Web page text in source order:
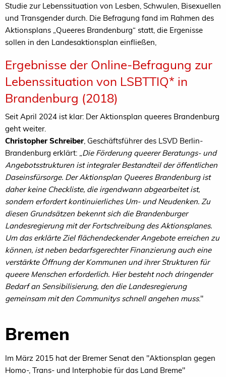
Studie zur Lebenssituation von Lesben, Schwulen, Bisexuellen
und Transgender durch. Die Befragung fand im Rahmen des
Aktionsplans „Queeres Brandenburg“ statt, die Ergenisse
sollen in den Landesaktionsplan einfließen,
Ergebnisse der Online-Befragung zur
Lebenssituation von LSBTTIQ* in
Brandenburg (2018)
Seit April 2024 ist klar: Der Aktionsplan queeres Brandenburg
geht weiter.
Christopher Schreiber, Geschäftsführer des LSVD Berlin-
Brandenburg erklärt: „ Die Förderung queerer Beratungs- und
Angebotsstrukturen ist integraler Bestandteil der öffentlichen
Daseinsfürsorge. Der Aktionsplan Queeres Brandenburg ist
daher keine Checkliste, die irgendwann abgearbeitet ist,
sondern erfordert kontinuierliches Um- und Neudenken. Zu
diesen Grundsätzen bekennt sich die Brandenburger
Landesregierung mit der Fortschreibung des Aktionsplanes.
Um das erklärte Ziel flächendeckender Angebote erreichen zu
können, ist neben bedarfsgerechter Finanzierung auch eine
verstärkte Öffnung der Kommunen und ihrer Strukturen für
queere Menschen erforderlich. Hier besteht noch dringender
Bedarf an Sensibilisierung, den die Landesregierung
gemeinsam mit den Communitys schnell angehen muss."
Bremen
Im März 2015 hat der Bremer Senat den "Aktionsplan gegen
Homo-, Trans- und Interphobie für das Land Breme"